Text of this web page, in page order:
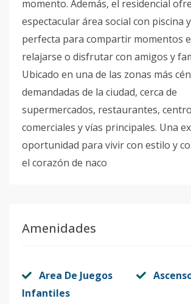
momento. Además, el residencial
espectacular área social con piscina
perfecta para compartir momentos
relajarse o disfrutar con amigos y
Ubicado en una de las zonas más
demandadas de la ciudad, cerca de
supermercados, restaurantes,
comerciales y vías principales. Una
oportunidad para vivir con estilo y
el corazón de naco
Amenidades
Area De Juegos
Infantiles